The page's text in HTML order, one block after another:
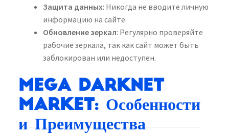
Защита данных: Никогда не вводите личную
информацию на сайте.
Обновление зеркал: Регулярно проверяйте
рабочие зеркала, так как сайт может быть
заблокирован или недоступен.
Mega Darknet
Market: Особенности
и Преимущества